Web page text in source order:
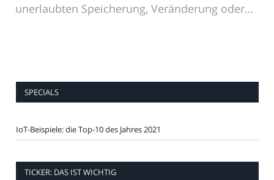
unerlaubten Speicherung, Veränderung oder…
SPECIALS
IoT-Beispiele: die Top-10 des Jahres 2021
TICKER: DAS IST WICHTIG